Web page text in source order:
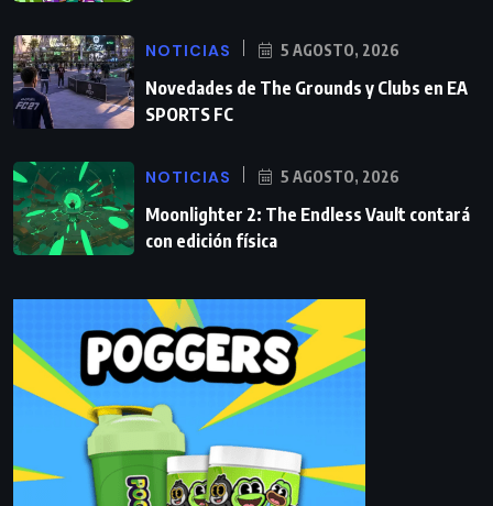
NOTICIAS 5 AGOSTO, 2026
Novedades de The Grounds y Clubs en EA
SPORTS FC
NOTICIAS 5 AGOSTO, 2026
Moonlighter 2: The Endless Vault contará
con edición física